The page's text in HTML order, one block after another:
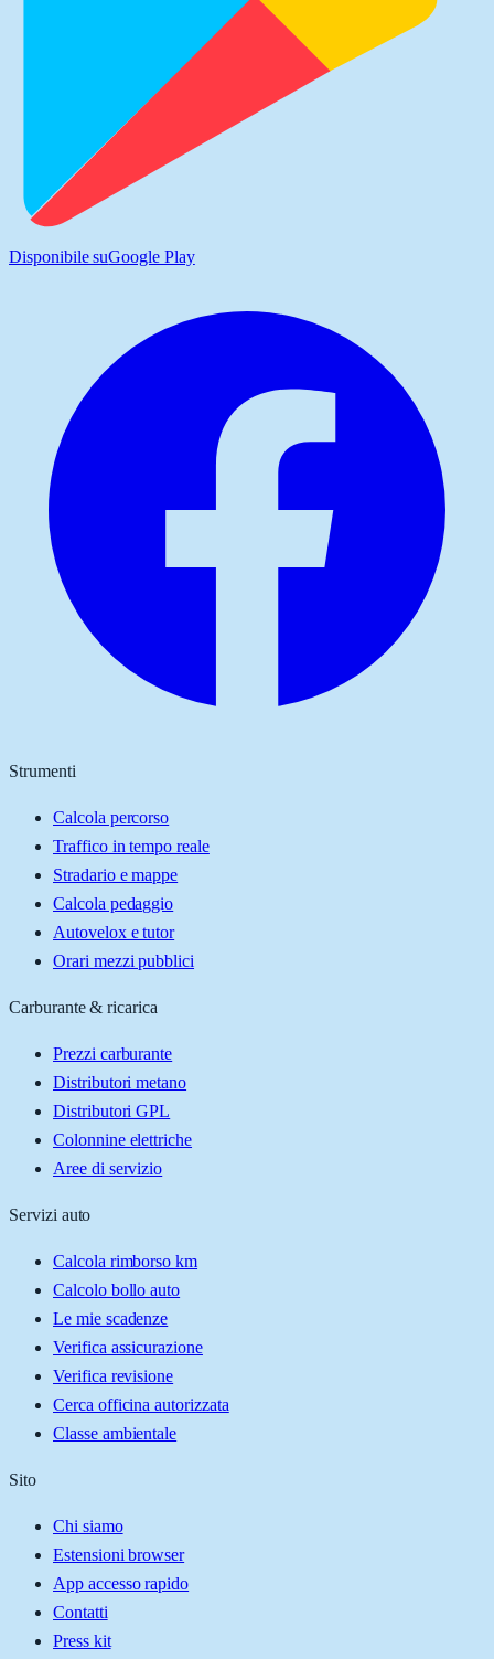
Disponibile suGoogle Play
Strumenti
Calcola percorso
Traffico in tempo reale
Stradario e mappe
Calcola pedaggio
Autovelox e tutor
Orari mezzi pubblici
Carburante & ricarica
Prezzi carburante
Distributori metano
Distributori GPL
Colonnine elettriche
Aree di servizio
Servizi auto
Calcola rimborso km
Calcolo bollo auto
Le mie scadenze
Verifica assicurazione
Verifica revisione
Cerca officina autorizzata
Classe ambientale
Sito
Chi siamo
Estensioni browser
App accesso rapido
Contatti
Press kit